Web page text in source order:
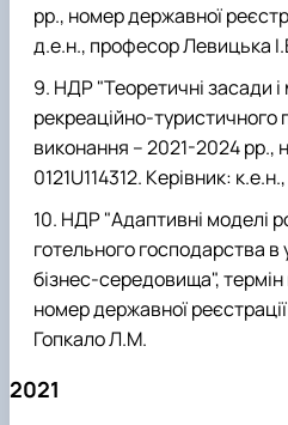
рр., номер державної
д.е.н., професор Левицька
НДР "Теоретичні засади і
рекреаційно-туристичного
виконання – 2021-2024 рр.,
0121U114312. Керівник:
НДР "Адаптивні моделі
готельного господарства в
бізнес-середовища",
номер державної
Гопкало Л.М.
2021